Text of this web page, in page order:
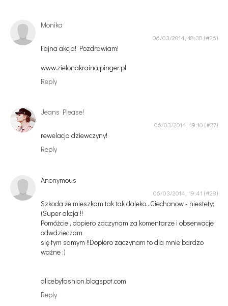
Monika
06/03/2014, 18:38
Fajna akcja! Pozdrawiam!
www.zielonakraina.pinger.pl
Reply
Jeans Please!
06/03/2014, 19:10
rewelacja dziewczyny!
Reply
Anonymous
06/03/2014, 19:41
Szkoda że mieszkam tak tak daleko...Ciechanow - niestety;
(Super akcja !!
Pomóżcie , dopiero zaczynam za komentarze i obserwacje
odwdzieczam
się tym samym !!Dopiero zaczynam to dla mnie bardzo
ważne ;)
alicebyfashion.blogspot.com
Reply